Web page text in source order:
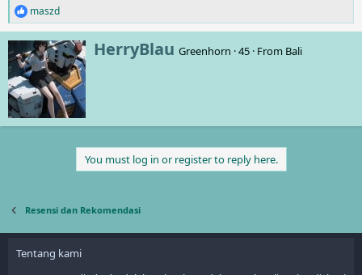
R
e
a
c
i
o
n
s
maszd
W
r
b
y
HerryBlau Greenhorn ·45 · From Bali
You must log in or register to reply here.
Resensi dan Rekomendasi
Tentang kami